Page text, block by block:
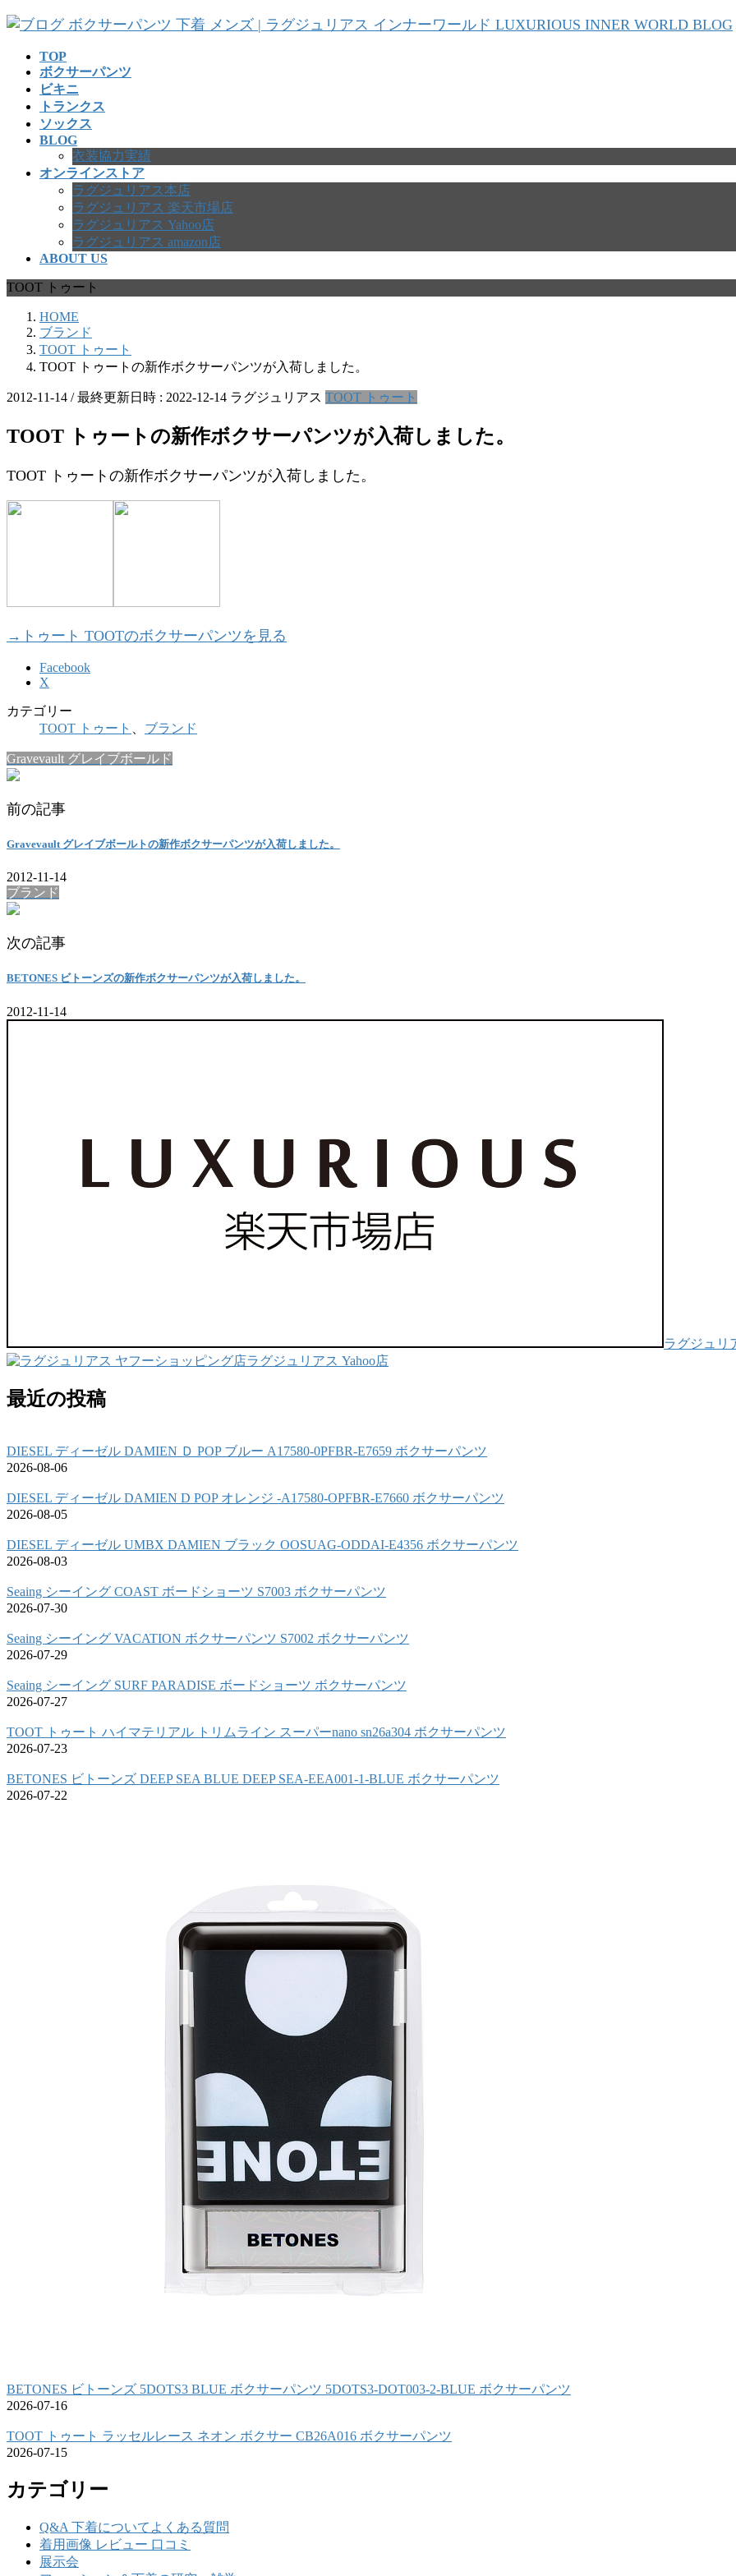
コ
ナ
TOP
ボクサーパンツ
ビキニ
トランクス
ソックス
BLOG
衣装協力実績
オンラインストア
ラグジュリアス本店
ラグジュリアス 楽天市場店
ラグジュリアス Yahoo店
ラグジュリアス amazon店
ABOUT US
TOOT トゥート
HOME
ブランド
TOOT トゥート
TOOT トゥートの新作ボクサーパンツが入荷しました。
2012-11-14 / 最終更新日時 : 2022-12-14 ラグジュリアス TOOT トゥート
TOOT トゥートの新作ボクサーパンツが入荷しました。
TOOT トゥートの新作ボクサーパンツが入荷しました。
→トゥート TOOTのボクサーパンツを見る
Facebook
X
カテゴリー
TOOT トゥート
ブランド
Gravevault グレイブボールド
前の記事
Gravevault グレイブボールトの新作ボクサーパンツが入荷しました。
2012-11-14
ブランド
次の記事
BETONES ビトーンズの新作ボクサーパンツが入荷しました。
2012-11-14
ラグジュリ
ラグジュリアス Yahoo店
最近の投稿
DIESEL ディーゼル DAMIEN Ｄ POP ブルー A17580-0PFBR-E7659 ボクサーパンツ
2026-08-06
DIESEL ディーゼル DAMIEN D POP オレンジ -A17580-OPFBR-E7660 ボクサーパンツ
2026-08-05
DIESEL ディーゼル UMBX DAMIEN ブラック OOSUAG-ODDAI-E4356 ボクサーパンツ
2026-08-03
Seaing シーイング COAST ボードショーツ S7003 ボクサーパンツ
2026-07-30
Seaing シーイング VACATION ボクサーパンツ S7002 ボクサーパンツ
2026-07-29
Seaing シーイング SURF PARADISE ボードショーツ ボクサーパンツ
2026-07-27
TOOT トゥート ハイマテリアル トリムライン スーパーnano sn26a304 ボクサーパンツ
2026-07-23
BETONES ビトーンズ DEEP SEA BLUE DEEP SEA-EEA001-1-BLUE ボクサーパンツ
2026-07-22
BETONES ビトーンズ 5DOTS3 BLUE ボクサーパンツ 5DOTS3-DOT003-2-BLUE ボクサーパンツ
2026-07-16
TOOT トゥート ラッセルレース ネオン ボクサー CB26A016 ボクサーパンツ
2026-07-15
カテゴリー
Q&A 下着についてよくある質問
着用画像 レビュー 口コミ
展示会